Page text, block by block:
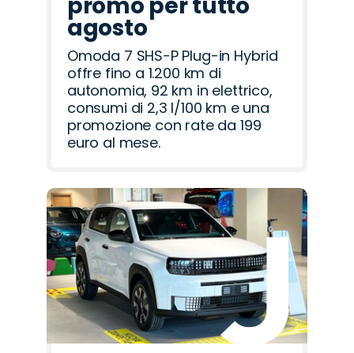
agosto
Omoda 7 SHS-P Plug-in Hybrid
offre fino a 1.200 km di
autonomia, 92 km in elettrico,
consumi di 2,3 l/100 km e una
promozione con rate da 199
euro al mese.